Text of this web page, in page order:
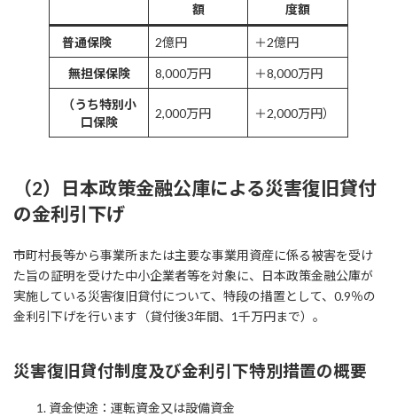
額
度額
普通保険 2億円 ＋2億円
無担保保険 8,000万円 ＋8,000万円
（うち特別小
口保険
2,000万円 ＋2,000万円）
（2）日本政策金融公庫による災害復旧貸付
の金利引下げ
市町村長等から事業所または主要な事業用資産に係る被害を受け
た旨の証明を受けた中小企業者等を対象に、日本政策金融公庫が
実施している災害復旧貸付について、特段の措置として、0.9％の
金利引下げを行います（貸付後3年間、1千万円まで）。
災害復旧貸付制度及び金利引下特別措置の概要
資金使途：運転資金又は設備資金